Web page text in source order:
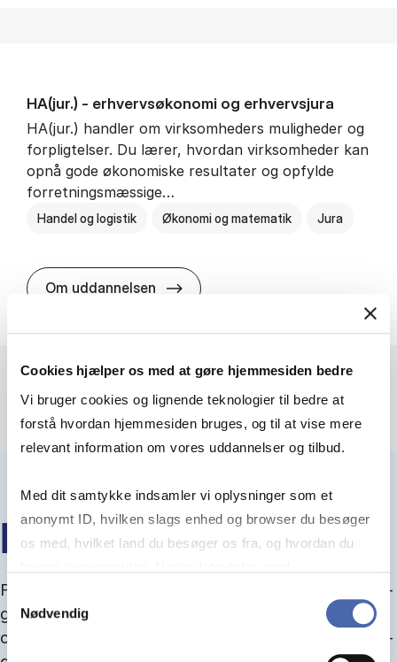
Cookies hjælper os med at gøre hjemmesiden bedre
Vi bruger cookies og lignende teknologier til bedre at
forstå hvordan hjemmesiden bruges, og til at vise mere
relevant information om vores uddannelser og tilbud.
Med dit samtykke indsamler vi oplysninger som et
anonymt ID, hvilken slags enhed og browser du besøger
os med, hvilket land du besøger os fra, og hvordan du
markedsføring. Du bestemmer selv - og kan altid trække
Samtykkevalg
Nødvendig
HA(jur.) - erhvervs­økonomi og erhvervs­jura
HA(jur.) handler om virksomheders muligheder og
forpligtelser. Du lærer, hvordan virksomheder kan
opnå gode økonomiske resultater og opfylde
forretningsmæssige…
Handel og logistik Økonomi og matematik Jura
Om uddannelsen HA(jur.) - erhvervs­økonomi og
IN­FO­MØ­DER OM OP­TA­GEL­SE
Fra september kan du del­tage i in­fo­mø­der om op­ta­
gel­se, hvor vi gu­i­der dig igen­nem an­søg­nings­pro­
ces­sen, og for­tæl­ler om kvo­te 1 og 2, sprog- og ad­